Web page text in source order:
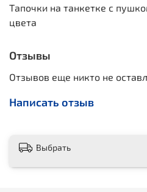
Тапочки на танкетке с
цвета
Отзывы
Отзывов еще никто не
Написать отзыв
Выбрать